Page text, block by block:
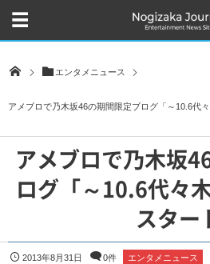
エンタメニュース
アメブロで乃木坂46の期間限定ブログ「～10.6代
アメブロで乃木坂
ログ「～10.6代々
スター
2013年8月31日 0件 エンタメニュース